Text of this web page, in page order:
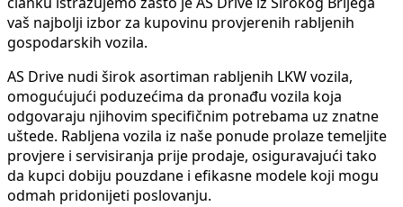
vaš najbolji izbor za kupovinu provjerenih rabljenih
gospodarskih vozila.
AS Drive nudi širok asortiman rabljenih LKW vozila,
omogućujući poduzećima da pronađu vozila koja
odgovaraju njihovim specifičnim potrebama uz znatne
uštede. Rabljena vozila iz naše ponude prolaze temeljite
provjere i servisiranja prije prodaje, osiguravajući tako
da kupci dobiju pouzdane i efikasne modele koji mogu
odmah pridonijeti poslovanju.